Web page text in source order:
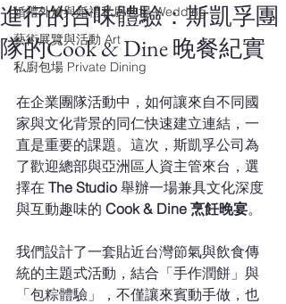
婚禮外燴與婚禮私廚包場 Wedding
藝術展覽與活動 Art
私廚包場 Private Dining
進行的台味體驗：斯凱孚團
隊的Cook & Dine 晚餐紀實
在企業團隊活動中，如何讓來自不同國
家與文化背景的同仁快速建立連結，一
直是重要的課題。這次，斯凱孚公司為
了歡迎總部與亞洲區人資主管來台，選
擇在 The Studio 舉辦一場兼具文化深度
與互動趣味的 Cook & Dine 烹飪晚宴。
我們設計了一套貼近台灣節氣與飲食傳
統的主題式活動，結合「手作潤餅」與
「包粽體驗」，不僅讓來賓動手做，也